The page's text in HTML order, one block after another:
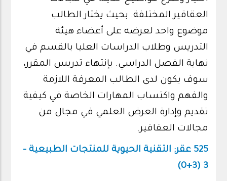
العقاقير المختلفة. بحيث يختار الطالب
موضوع واحد لعرضه على أعضاء هيئة
التدريس وطلاب الدراسات العليا بالقسم في
نهاية الفصل الدراسي. بإنتهاء تدريس المقرر،
سوف يكون لدى الطالب المعرفة اللازمة
والفهم واكتساب المهارات الخاصة في كيفية
تقديم وإدارة العرض العلمي في مجال من
مجالات العقاقير.
525 عقر: التقنية الحيوية للمنتجات الطبيعية -
3 (3+0)